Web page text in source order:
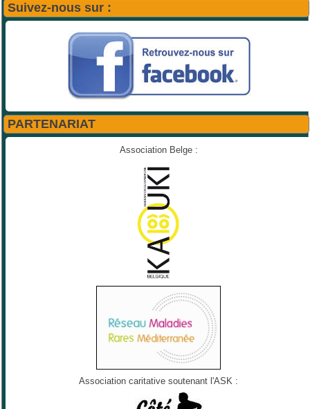
Suivez-nous sur :
PARTENARIAT
Association Belge :
Association caritative soutenant l'ASK :